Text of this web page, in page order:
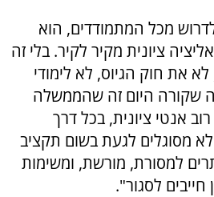
מכל המתמודדים, הוא
ציונית מקיר לקיר. בלי זה
את חוק הגיוס, לא לימודי
שקורה היום זה שהממשלה
אנטי ציונית, בכל דרך
מסוגלים לגעת בשום תקציב
למסורת, מורשת, ומשימות
לסגור".